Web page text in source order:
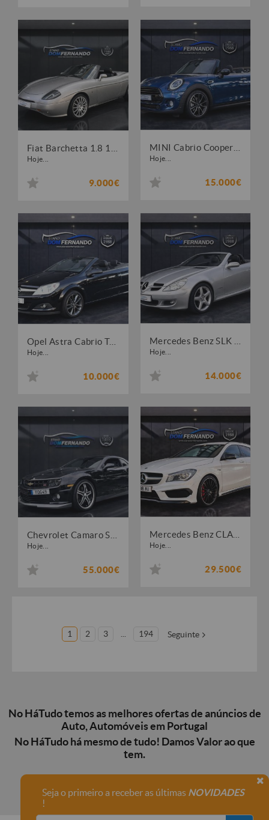
Hoje...
9.000€
Hoje...
15.000€
Opel Astra Cabrio Twin Top 1.9Cdti 150cv Nacional
Hoje...
10.000€
Hoje...
14.000€
Hoje...
55.000€
Hoje...
29.500€
1 2 3 194 Seguinte
No HáTudo temos as melhores ofertas de anúncios de
Auto, Automóveis em Portugal
No HáTudo há mesmo de tudo! Damos Valor ao que
tem.
Seja o primeiro a receber as últimas NOVIDADES
!